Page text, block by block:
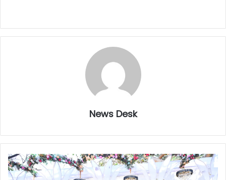
News Desk